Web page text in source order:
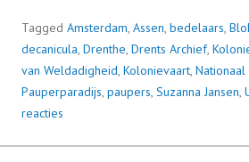
Tagged Amsterdam, Assen, bedelaars,
decanicula, Drenthe, Drents Archief,
van Weldadigheid, Kolonievaart, Nationaal
Pauperparadijs, paupers, Suzanna Jansen,
reacties